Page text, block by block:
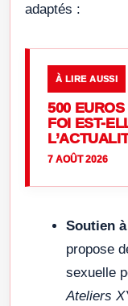
adaptés :
À LIRE AUSSI
500
FOI EST-
7 AOÛT 2026
Soutien
propose
sexuelle
Ateliers